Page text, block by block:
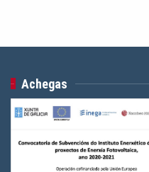
Achegas